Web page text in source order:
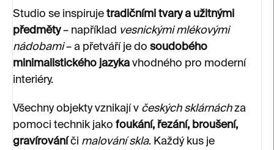
Studio se inspiruje tradičními tvary a užitnými
předměty– například vesnickými mlékovými
nádobami– a přetváří je do soudobého
minimalistického jazyka vhodného pro moderní
interiéry.
Všechny objekty vznikají v českých sklárnáchza
pomoci technik jako foukání, řezání, broušení,
gravírováníči malování skla. Každý kus je